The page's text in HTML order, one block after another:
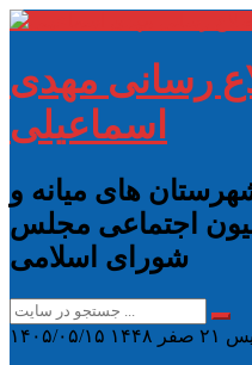
رسانی مهدی
اسماعیلی
های میانه و
اجتماعی مجلس
شورای اسلامی
۱۴۰۵/۰۵/۱۵ ۱۴۴۸